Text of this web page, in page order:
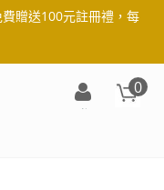
贈送100元註冊禮，每
0